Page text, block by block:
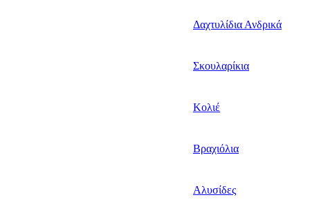
Δαχτυλίδια Ανδρικά
Σκουλαρίκια
Κολιέ
Βραχιόλια
Αλυσίδες